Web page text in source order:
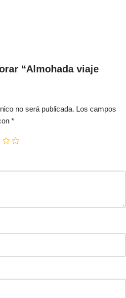
“Almohada viaje
no será publicada. Los campos
*